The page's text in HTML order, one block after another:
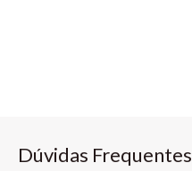
Dúvidas Frequentes